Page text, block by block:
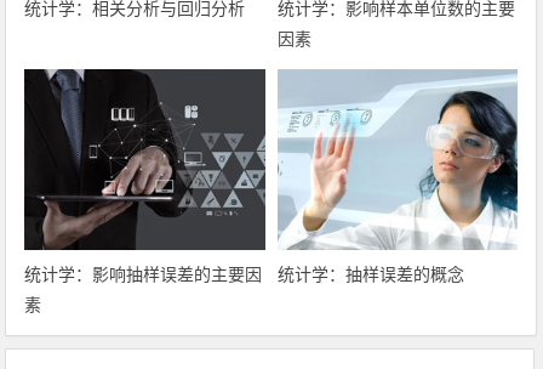
统计学：相关分析与回归分析
统计学：影响样本单位数的主要
因素
统计学：影响抽样误差的主要因
素
统计学：抽样误差的概念